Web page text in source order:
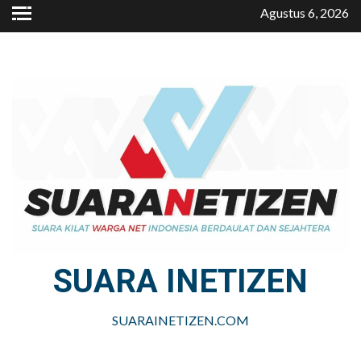
Skip
to
Agustus 6, 2026
SUARA INETIZEN
SUARAINETIZEN.COM